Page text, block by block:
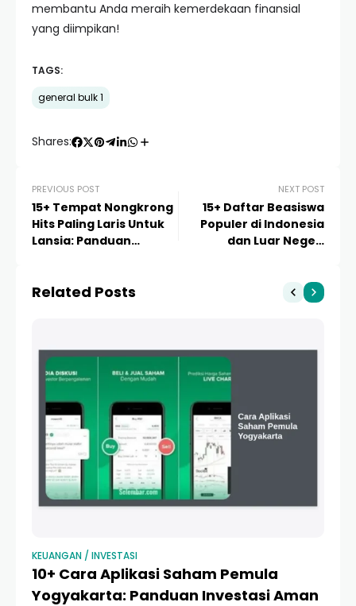
membantu Anda meraih kemerdekaan finansial
yang diimpikan!
TAGS:
general bulk 1
Shares:
PREVIOUS POST
15+ Tempat Nongkrong
Hits Paling Laris Untuk
Lansia: Panduan
NEXT POST
15+ Daftar Beasiswa
Populer di Indonesia
dan Luar Negeri
Sukses Lolos Seleksi
Related Posts
KEUANGAN / INVESTASI
10+ Cara Aplikasi Saham Pemula
Yogyakarta: Panduan Investasi Aman